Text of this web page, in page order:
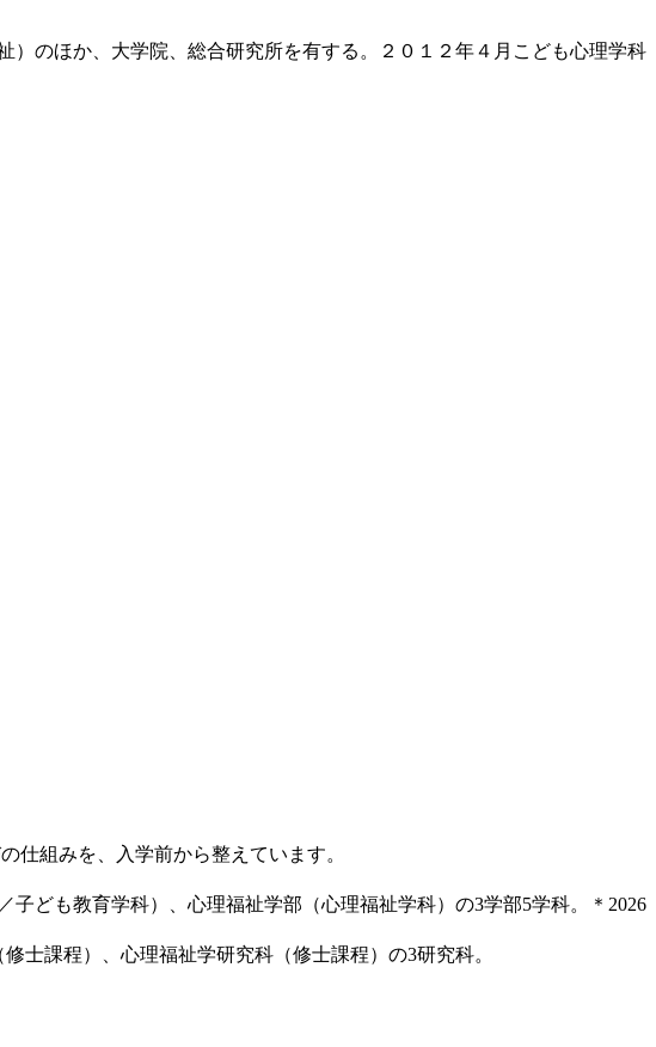
のほか、大学院、総合研究所を有する。２０１２年４月こども心理学科
仕組みを、入学前から整えています。
ども教育学科）、心理福祉学部（心理福祉学科）の3学部5学科。＊2026
士課程）、心理福祉学研究科（修士課程）の3研究科。